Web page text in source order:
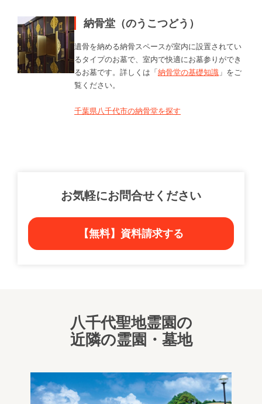
納骨堂（のうこつどう）
遺骨を納める納骨スペースが室内に設置されてい
るタイプのお墓で、室内で快適にお墓参りができ
るお墓です。詳しくは「納骨堂の基礎知識 」をご
覧ください。
千葉県八千代市の納骨堂を探す
お気軽にお問合せください
【無料】資料請求する
八千代聖地霊園の
近隣の霊園・墓地